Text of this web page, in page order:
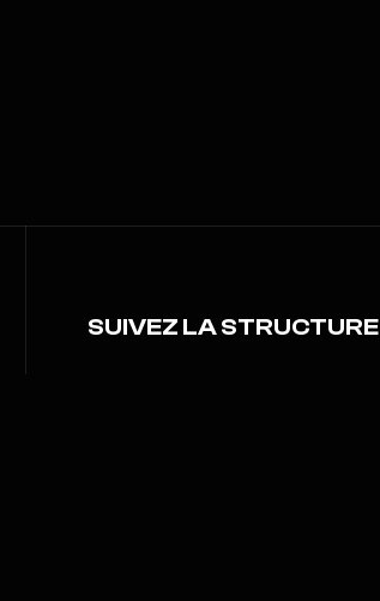
SUIVEZ LA STRUCTURE